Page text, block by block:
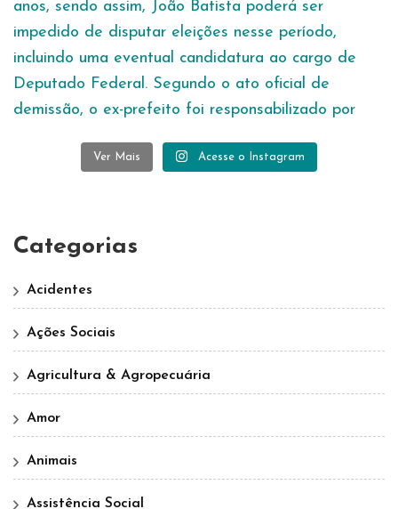
Ver Mais Acesse o Instagram
Categorias
Acidentes
Ações Sociais
Agricultura & Agropecuária
Amor
Animais
Assistência Social